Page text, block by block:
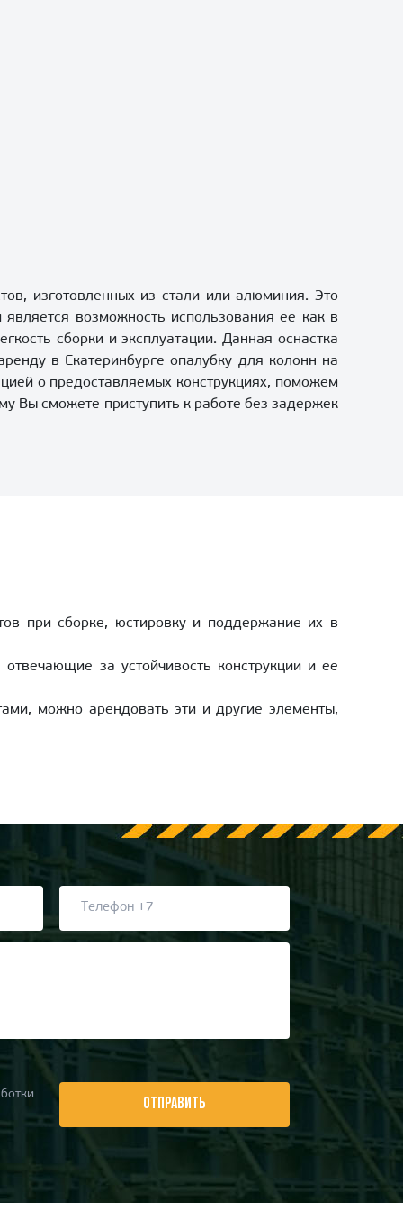
изготовленных из стали или алюминия. Это
возможность использования ее как в
сборки и эксплуатации. Данная оснастка
в Екатеринбурге опалубку для колонн на
о предоставляемых конструкциях, поможем
Вы сможете приступить к работе без задержек
при сборке, юстировку и поддержание их в
за устойчивость конструкции и ее
можно арендовать эти и другие элементы,
ОТПРАВИТЬ